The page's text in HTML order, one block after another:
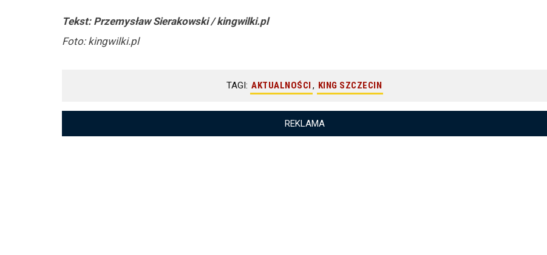
Tekst: Przemysław Sierakowski / kingwilki.pl
Foto: kingwilki.pl
TAGI: AKTUALNOŚCI , KING SZCZECIN
REKLAMA